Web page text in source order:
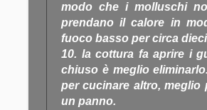
modo che i molluschi
prendano il calore in
fuoco basso per circa
10. la cottura fa aprire i
chiuso è meglio
per cucinare altro, meglio
un panno.